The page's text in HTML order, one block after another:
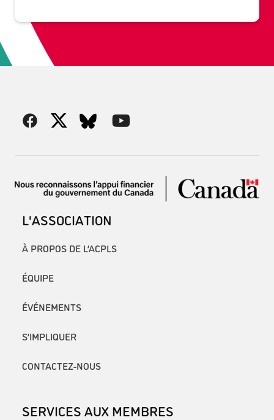
L'ASSOCIATION
À PROPOS DE L’ACPLS
ÉQUIPE
ÉVÉNEMENTS
S’IMPLIQUER
CONTACTEZ-NOUS
SERVICES AUX MEMBRES